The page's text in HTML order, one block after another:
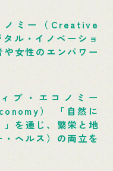
ノミー（Creative
ル・イノベーショ
女性のエンパワー
ブ・エコノミー
） 「自然に
を通じ、繁栄と地
ヘルス）の両立を